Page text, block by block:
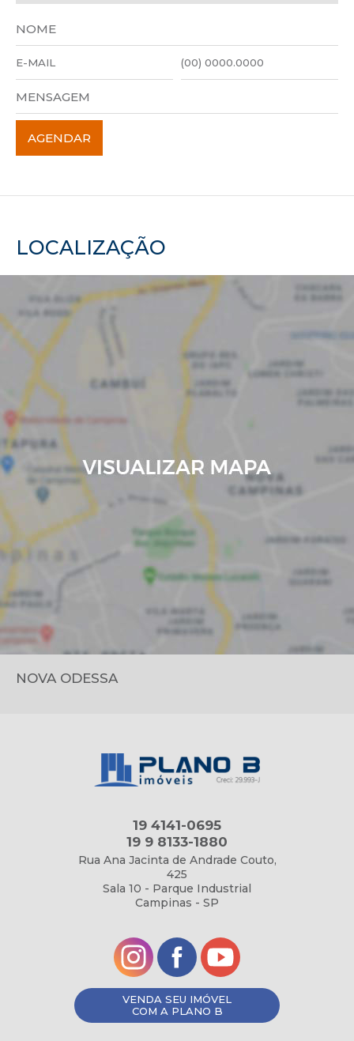
LOCALIZAÇÃO
NOVA ODESSA
19 4141-0695
19 9 8133-1880
Rua Ana Jacinta de Andrade Couto,
425
Sala 10 - Parque Industrial
Campinas - SP
VENDA SEU IMÓVEL
COM A PLANO B